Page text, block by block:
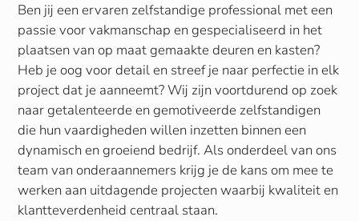
Ben jij een ervaren zelfstandige professional met een
passie voor vakmanschap en gespecialiseerd in het
plaatsen van op maat gemaakte deuren en kasten?
Heb je oog voor detail en streef je naar perfectie in elk
project dat je aanneemt? Wij zijn voortdurend op zoek
naar getalenteerde en gemotiveerde zelfstandigen
die hun vaardigheden willen inzetten binnen een
dynamisch en groeiend bedrijf. Als onderdeel van ons
team van onderaannemers krijg je de kans om mee te
werken aan uitdagende projecten waarbij kwaliteit en
klantteverdenheid centraal staan.